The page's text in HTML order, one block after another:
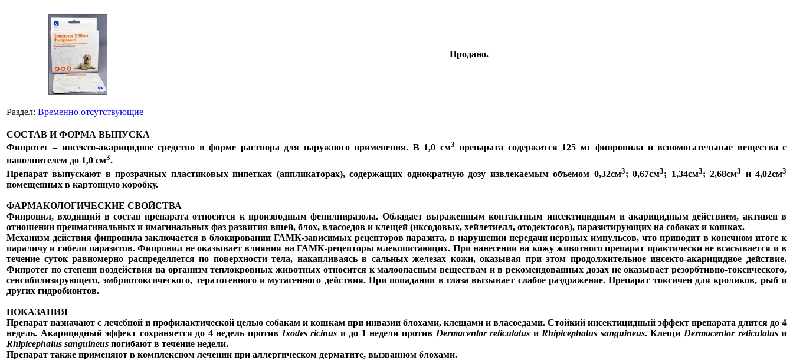
Продано.
Раздел: Временно отсутствующие
СОСТАВ И ФОРМА ВЫПУСКА
Фипротег – инсекто-акарицидное средство в форме раствора для наружного применения. В 1,0 см3 препарата содержится 125 мг фипронила и вспомогательные вещества с
наполнителем до 1,0 см3.
Препарат выпускают в прозрачных пластиковых пипетках (аппликаторах), содержащих однократную дозу извлекаемым объемом 0,32см3; 0,67см3; 1,34см3; 2,68см3 и 4,02см3
помещенных в картонную коробку.
ФАРМАКОЛОГИЧЕСКИЕ СВОЙСТВА
Фипронил, входящий в состав препарата относится к производным фенилпиразола. Обладает выраженным контактным инсектицидным и акарицидным действием, активен в
отношении преимагинальных и имагинальных фаз развития вшей, блох, власоедов и клещей (иксодовых, хейлетиелл, отодектосов), паразитирующих на собаках и кошках.
Механизм действия фипронила заключается в блокировании ГАМК-зависимых рецепторов паразита, в нарушении передачи нервных импульсов, что приводит в конечном итоге к
параличу и гибели паразитов. Фипронил не оказывает влияния на ГАМК-рецепторы млекопитающих. При нанесении на кожу животного препарат практически не всасывается и в
течение суток равномерно распределяется по поверхности тела, накапливаясь в сальных железах кожи, оказывая при этом продолжительное инсекто-акарицидное действие.
Фипротег по степени воздействия на организм теплокровных животных относится к малоопасным веществам и в рекомендованных дозах не оказывает резорбтивно-токсического,
сенсибилизирующего, эмбриотоксического, тератогенного и мутагенного действия. При попадании в глаза вызывает слабое раздражение. Препарат токсичен для кроликов, рыб и
других гидробионтов.
ПОКАЗАНИЯ
Препарат назначают с лечебной и профилактической целью собакам и кошкам при инвазии блохами, клещами и власоедами. Стойкий инсектицидный эффект препарата длится до 4
недель. Акарицидный эффект сохраняется до 4 недель против Ixodes ricinus и до 1 недели против Dermacentor reticulatus и Rhipicephalus sanguineus. Клещи Dermacentor reticulatusи
Rhipicephalus sanguineus погибают в течение недели.
Препарат также применяют в комплексном лечении при аллергическом дерматите, вызванном блохами.